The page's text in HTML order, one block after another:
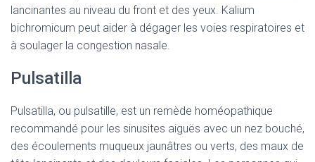
lancinantes au niveau du front et des yeux. Kalium
bichromicum peut aider à dégager les voies respiratoires et
à soulager la congestion nasale.
Pulsatilla
Pulsatilla, ou pulsatille, est un remède homéopathique
recommandé pour les sinusites aiguës avec un nez bouché,
des écoulements muqueux jaunâtres ou verts, des maux de